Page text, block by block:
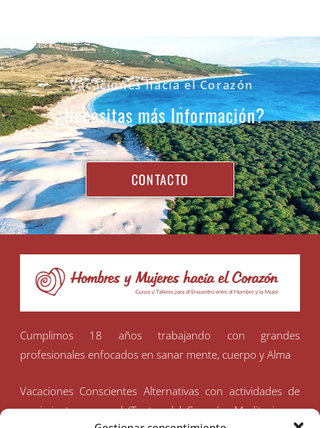
Vacaciones hacia el Corazón
¿Necesitas más Información?
CONTACTO
Cumplimos 18 años trabajando con grandes
profesionales enfocados en sanar mente, cuerpo y Alma
Vacaciones Conscientes Alternativas con actividades de
crecimiento personal (Tantra del Corazón, Meditaciones,